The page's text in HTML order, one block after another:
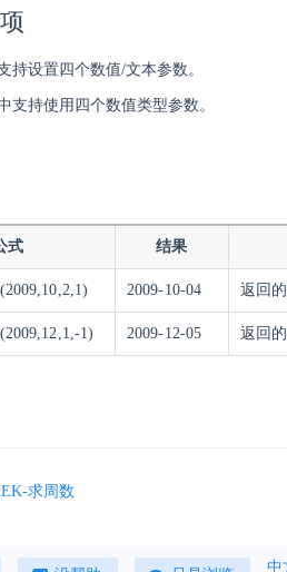
持设置四个数值/文本参数。
支持使用四个数值类型参数。
式 结果
2009-10-04 返回
1) 2009-12-05 返回
求周数
中